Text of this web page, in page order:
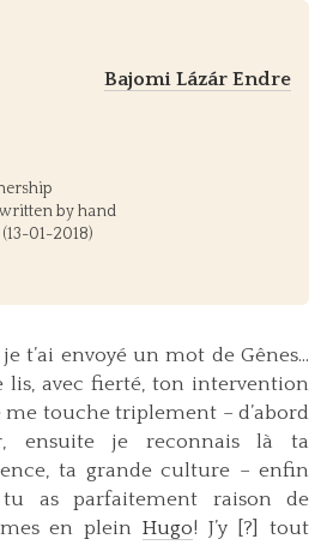
Bajomi Lázár Endre
by hand
01-2018)
t’ai envoyé un mot de Gênes…
lis, avec fierté, ton intervention
me touche triplement – d’abord
ensuite je reconnais là ta
ta grande culture – enfin
as parfaitement raison de
en plein Hugo! J’y [?] tout